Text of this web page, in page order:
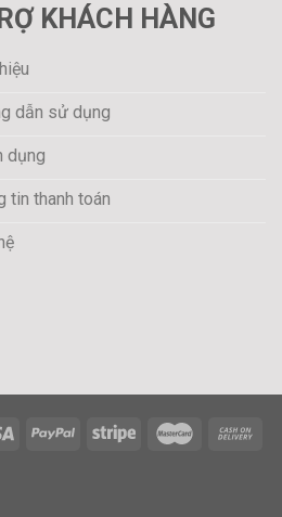
KHÁCH HÀNG
dẫn sử dụng
dụng
tin thanh toán